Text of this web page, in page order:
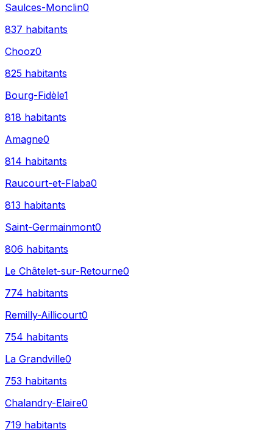
Saulces-Monclin0
837 habitants
Chooz0
825 habitants
Bourg-Fidèle1
818 habitants
Amagne0
814 habitants
Raucourt-et-Flaba0
813 habitants
Saint-Germainmont0
806 habitants
Le Châtelet-sur-Retourne0
774 habitants
Remilly-Aillicourt0
754 habitants
La Grandville0
753 habitants
Chalandry-Elaire0
719 habitants